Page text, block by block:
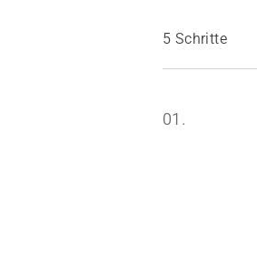
5 Schritte
01.